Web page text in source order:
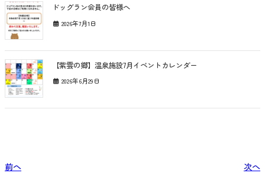
ドッグラン会員の皆様へ
2026年7月1日
【紫雲の郷】温泉施設7月イベントカレンダー
2026年6月29日
前へ 次へ